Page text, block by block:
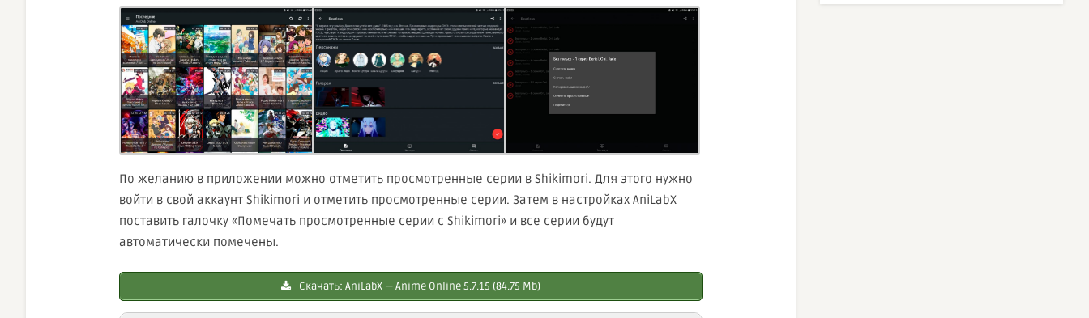
По желанию в приложении можно отметить просмотренные серии в Shikimori. Для этого нужно
войти в свой аккаунт Shikimori и отметить просмотренные серии. Затем в настройках AniLаbX
поставить галочку «Помечать просмотренные серии с Shikimori» и все серии будут
автоматически помечены.
Скачать: AniLabX — Anime Online 5.7.15 (84.75 Mb)